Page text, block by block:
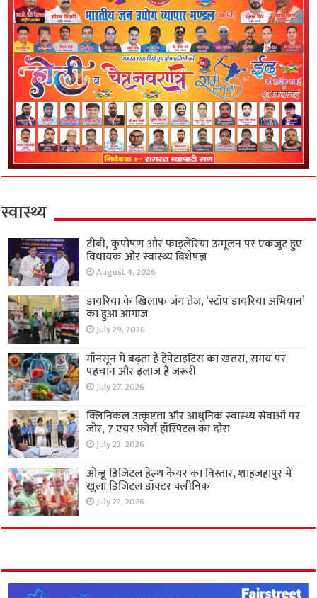
स्वास्थ्य
टीबी, कुपोषण और फाइलेरिया उन्मूलन पर एकजुट हुए
विधायक और स्वास्थ्य विशेषज्ञ
August 4, 2026
डायरिया के खिलाफ जंग तेज, ‘स्टॉप डायरिया अभियान’
का हुआ आगाज
July 29, 2026
मॉनसून में बढ़ता है हेपेटाइटिस का खतरा, समय पर
पहचान और इलाज है जरूरी
July 27, 2026
क्लिनिकल उत्कृष्टता और आधुनिक स्वास्थ्य सेवाओं पर
जोर, 7 एयर फ़ोर्स हॉस्पिटल का दौरा
July 23, 2026
ओब्डू डिजिटल हेल्थ केयर का विस्तार, शाहजहांपुर में
खुला डिजिटल डॉक्टर क्लीनिक
July 22, 2026